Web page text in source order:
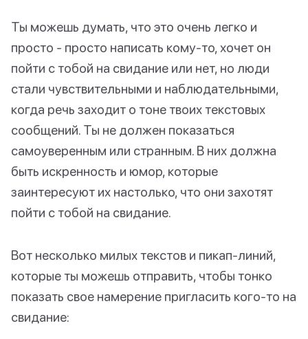
Ты можешь думать, что это очень легко и
просто - просто написать кому-то, хочет он
пойти с тобой на свидание или нет, но люди
стали чувствительными и наблюдательными,
когда речь заходит о тоне твоих текстовых
сообщений. Ты не должен показаться
самоуверенным или странным. В них должна
быть искренность и юмор, которые
заинтересуют их настолько, что они захотят
пойти с тобой на свидание.
Вот несколько милых текстов и пикап-линий,
которые ты можешь отправить, чтобы тонко
показать свое намерение пригласить кого-то на
свидание: